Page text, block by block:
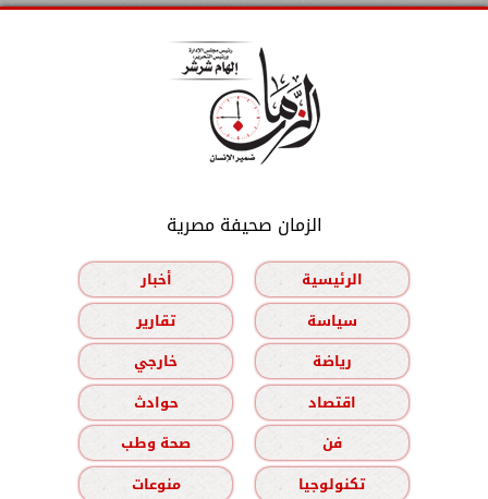
الزمان صحيفة مصرية
الرئيسية
أخبار
سياسة
تقارير
رياضة
خارجي
اقتصاد
حوادث
فن
صحة وطب
تكنولوجيا
منوعات